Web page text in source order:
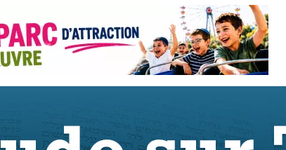
de nous rejoindre sur WhatsApp
de nous rejoindre sur WhatsApp
son Maasser
de demander une bénédiction